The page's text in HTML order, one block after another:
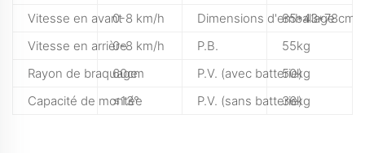
Vitesse en avant0-8 km/h Dimensions d'emballage
85*43*78cm
Vitesse en arrière0-8 km/h P.B.
55kg
Rayon de braquage
60cm P.V. (avec batterie)
50kg
Capacité de montée
≤13° P.V. (sans batterie)
36kg